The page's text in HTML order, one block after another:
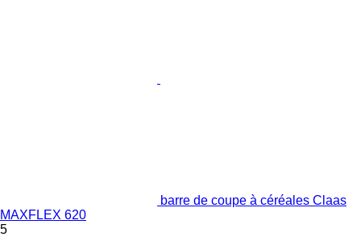
barre de coupe à céréales Claas
MAXFLEX 620
5